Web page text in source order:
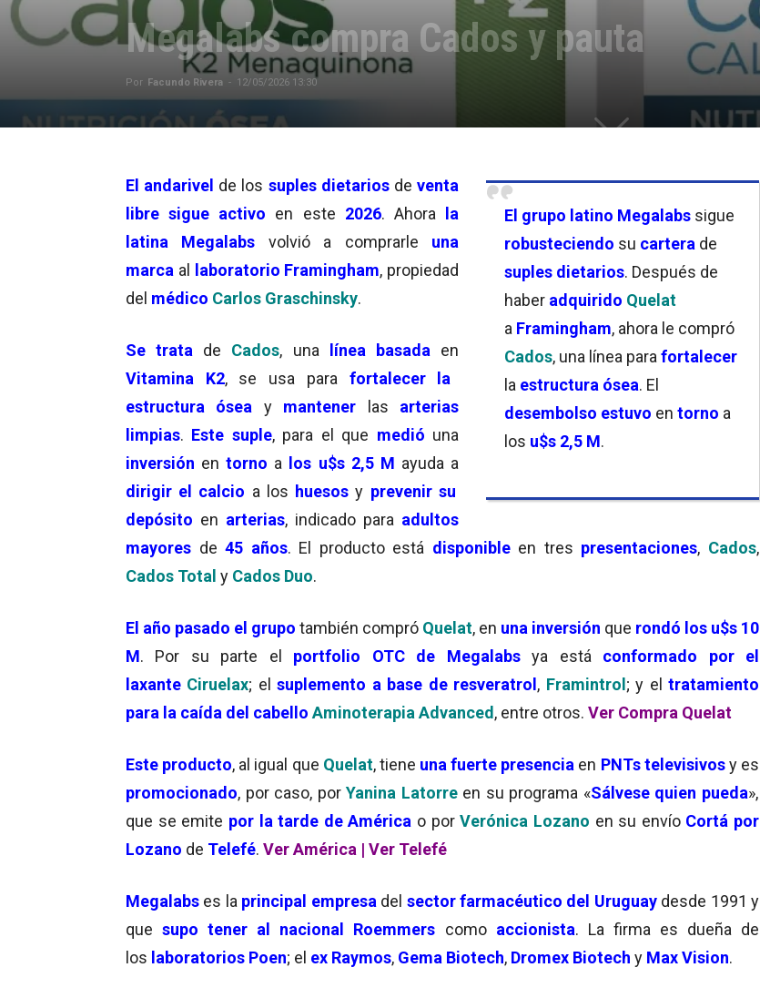
Megalabs compra Cados y pauta
Por Facundo Rivera - 12/05/2026 13:30
El grupo latino Megalabs sigue
robusteciendo su cartera de
suples dietarios. Después de
haber adquirido Quelat
a Framingham, ahora le compró
Cados, una línea para fortalecer
la estructura ósea. El
desembolso estuvo en torno a
los u$s 2,5 M.
El andarivel de los suples dietariosde venta
libre sigue activo en este 2026. Ahora la
latina Megalabs volvió a comprarle una
marca al laboratorio Framingham, propiedad
del médico Carlos Graschinsky.
Se trata de Cados, una línea basada en
Vitamina K2, se usa para fortalecer la
estructura ósea y mantener las arterias
limpias. Este suple, para el que medió una
inversión entorno a los u$s 2,5 M ayuda a
dirigir el calcio a los huesosy prevenir su
depósito en arterias, indicado para adultos
mayores de45 años. El producto está disponible en tres presentaciones, Cados,
Cados Total y Cados Duo.
El año pasado el grupo también compró Quelat, en una inversión que rondó los u$s 10
M. Por su parte el portfolio OTC de Megalabs ya está conformado por el
laxante Ciruelax; elsuplemento a base de resveratrol, Framintrol; y eltratamiento
para la caída del cabello Aminoterapia Advanced, entre otros. Ver Compra Quelat
Este producto, al igual que Quelat, tiene una fuerte presencia en PNTs televisivosy es
promocionado, por caso, porYanina Latorreen su programa «Sálvese quien pueda»,
que se emite por la tarde de América o porVerónica Lozano en su envío Cortá por
Lozano de Telefé. Ver América | Ver Telefé
Megalabs es la principal empresa del sector farmacéutico del Uruguay desde 1991 y
quesupo tener al nacional Roemmers comoaccionista. La firma es dueña de
los laboratorios Poen; el ex Raymos, Gema Biotech, Dromex Biotech y Max Vision.